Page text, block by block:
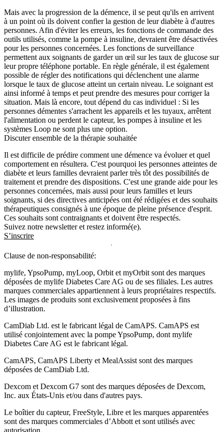
Mais avec la progression de la démence, il se peut qu'ils en arrivent
à un point où ils doivent confier la gestion de leur diabète à d'autres
personnes. Afin d'éviter les erreurs, les fonctions de commande des
outils utilisés, comme la pompe à insuline, devraient être désactivées
pour les personnes concernées. Les fonctions de surveillance
permettent aux soignants de garder un œil sur les taux de glucose sur
leur propre téléphone portable. En règle générale, il est également
possible de régler des notifications qui déclenchent une alarme
lorsque le taux de glucose atteint un certain niveau. Le soignant est
ainsi informé à temps et peut prendre des mesures pour corriger la
situation. Mais là encore, tout dépend du cas individuel : Si les
personnes démentes s'arrachent les appareils et les tuyaux, arrêtent
l'alimentation ou perdent le capteur, les pompes à insuline et les
systèmes Loop ne sont plus une option.
Discuter ensemble de la thérapie souhaitée
Il est difficile de prédire comment une démence va évoluer et quel
comportement en résultera. C'est pourquoi les personnes atteintes de
diabète et leurs familles devraient parler très tôt des possibilités de
traitement et prendre des dispositions. C'est une grande aide pour les
personnes concernées, mais aussi pour leurs familles et leurs
soignants, si des directives anticipées ont été rédigées et des souhaits
thérapeutiques consignés à une époque de pleine présence d'esprit.
Ces souhaits sont contraignants et doivent être respectés.
Suivez notre newsletter et restez informé(e).
S’inscrire
Clause de non-responsabilité:
mylife, YpsoPump, myLoop, Orbit et myOrbit sont des marques
déposées de mylife Diabetes Care AG ou de ses filiales. Les autres
marques commerciales appartiennent à leurs propriétaires respectifs.
Les images de produits sont exclusivement proposées à fins
d’illustration.
CamDiab Ltd. est le fabricant légal de CamAPS. CamAPS est
utilisé conjointement avec la pompe YpsoPump, dont mylife
Diabetes Care AG est le fabricant légal.
CamAPS, CamAPS Liberty et MealAssist sont des marques
déposées de CamDiab Ltd.
Dexcom et Dexcom G7 sont des marques déposées de Dexcom,
Inc. aux États-Unis et/ou dans d'autres pays.
Le boîtier du capteur, FreeStyle, Libre et les marques apparentées
sont des marques commerciales d’Abbott et sont utilisés avec
autorisation.